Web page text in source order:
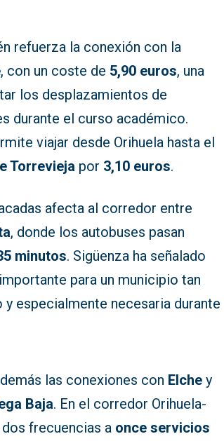
refuerza la conexión con la
, con un coste de 5,90 euros, una
los desplazamientos de
durante el curso académico.
viajar desde Orihuela hasta el
Torrevieja por 3,10 euros.
afecta al corredor entre
, donde los autobuses pasan
minutos. Sigüenza ha señalado
para un municipio tan
especialmente necesaria durante
las conexiones con Elche y
Baja. En el corredor Orihuela-
frecuencias a once servicios